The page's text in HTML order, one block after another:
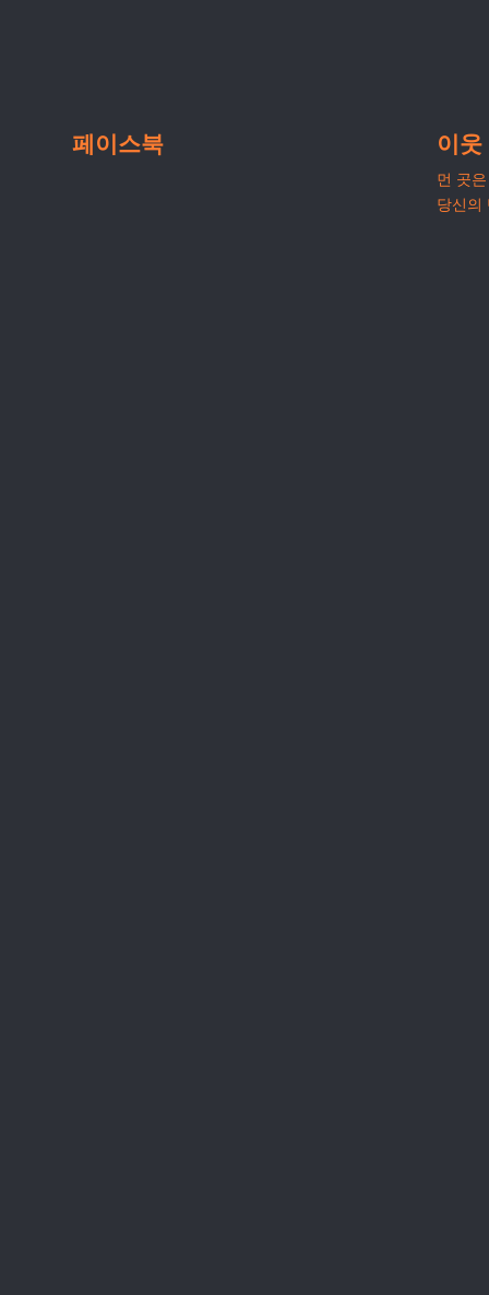
페이스북 이웃
먼 곳
당신의